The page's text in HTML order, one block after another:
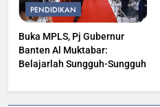
PENDIDIKAN
Buka MPLS, Pj Gubernur
Banten Al Muktabar:
Belajarlah Sungguh-Sungguh